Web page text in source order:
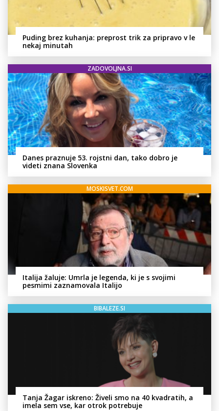
Puding brez kuhanja: preprost trik za pripravo v le
nekaj minutah
ZADOVOLJNA.SI
Danes praznuje 53. rojstni dan, tako dobro je
videti znana Slovenka
MOSKISVET.COM
Italija žaluje: Umrla je legenda, ki je s svojimi
pesmimi zaznamovala Italijo
BIBALEZE.SI
Tanja Žagar iskreno: Živeli smo na 40 kvadratih, a
imela sem vse, kar otrok potrebuje